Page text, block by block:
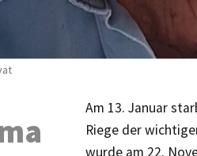
Am 13. Januar
Riege der
wurde am 22.